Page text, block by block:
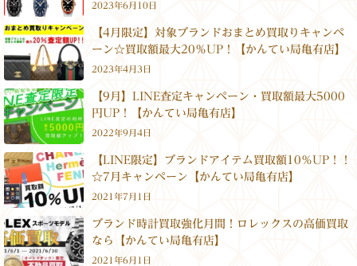
2023年6月10日
【4月限定】対象ブランドおまとめ買取りキャンペ
ーン☆買取額最大20％UP！【かんてい局亀有店】
2023年4月3日
【9月】LINE査定キャンペーン・買取額最大5000
円UP！【かんてい局亀有店】
2022年9月4日
【LINE限定】ブランドアイテム買取額10％UP！！
☆7月キャンペーン【かんてい局亀有店】
2021年7月1日
ブランド時計買取強化月間！ロレックスの高価買取
なら【かんてい局亀有店】
2021年6月1日